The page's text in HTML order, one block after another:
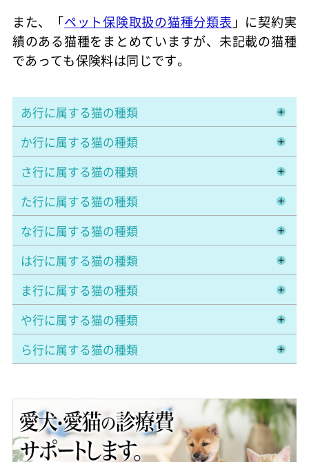
また、「ペット保険取扱の猫種分類表 」に契約実
績のある猫種をまとめていますが、未記載の猫種
であっても保険料は同じです。
あ行に属する猫の種類
か行に属する猫の種類
さ行に属する猫の種類
た行に属する猫の種類
な行に属する猫の種類
は行に属する猫の種類
ま行に属する猫の種類
や行に属する猫の種類
ら行に属する猫の種類